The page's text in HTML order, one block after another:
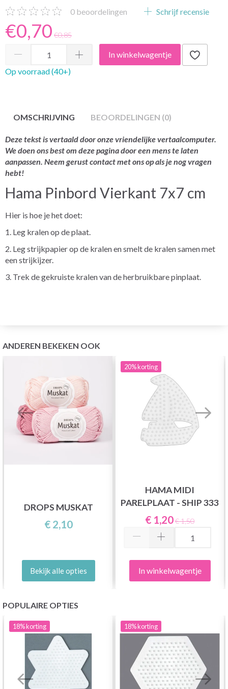
0 beoordelingen Schrijf recensie
€0,70 €0,85
In winkelwagentje
Op voorraad (40+)
OMSCHRIJVING BEOORDELINGEN (0)
Deze tekst is vertaald door onze vriendelijke vertaalcomputer.
We doen ons best om deze pagina door een mens te laten
aanpassen. Neem gerust contact met ons op als je nog vragen
hebt!
Hama Pinbord Vierkant 7x7 cm
Hier is hoe je het doet:
1. Leg kralen op de plaat.
2. Leg strijkpapier op de kralen en smelt de kralen samen met
een strijkijzer.
3. Trek de gekruiste kralen van de herbruikbare pinplaat.
ANDEREN BEKEKEN OOK
DROPS MUSKAT
€ 2,10
Bekijk alle opties
20%korting
HAMA MIDI
PARELPLAAT - SHIP 333
€ 1,20€ 1,50
In winkelwagentje
POPULAIRE OPTIES
18%korting 18%korting